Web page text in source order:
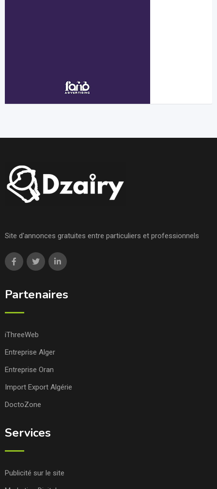
Site d'annonces gratuites entre particuliers et professionnels
Partenaires
iThreeWeb
Entreprise Alger
Entreprise Oran
Import Export Algérie
DoctoZone
Services
Publicité sur le site